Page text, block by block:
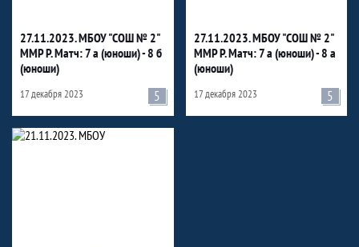
27.11.2023. МБОУ "СОШ № 2"
ММР Р. Матч: 7 а (юноши) - 8 б
(юноши)
17 декабря 2023 5
27.11.2023. МБОУ "СОШ № 2"
ММР Р. Матч: 7 а (юноши) - 8 а
(юноши)
17 декабря 2023 5